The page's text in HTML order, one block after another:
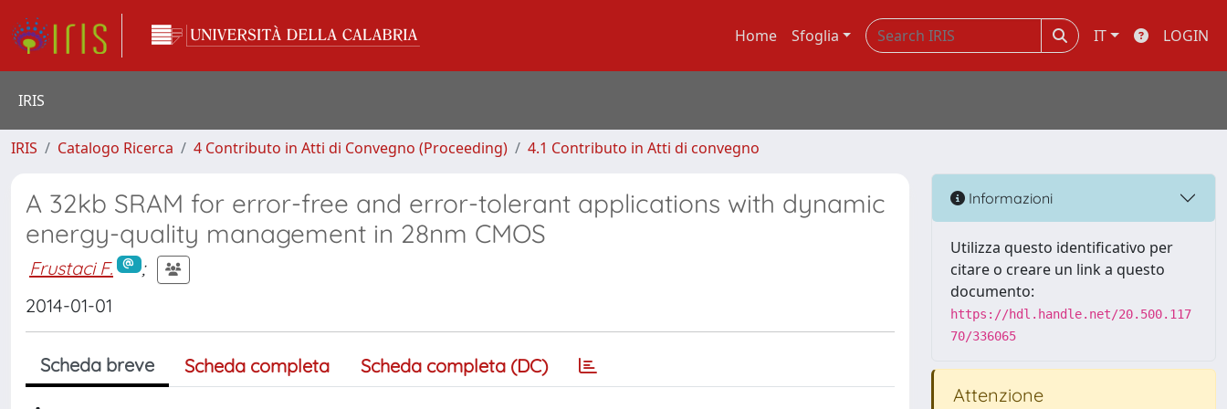
Home Sfoglia IT LOGIN
IRIS
IRIS Catalogo Ricerca 4 Contributo in Atti di Convegno (Proceeding) 4.1 Contributo in Atti di convegno
A 32kb SRAM for error-free and error-tolerant applications with dynamic
energy-quality management in 28nm CMOS
Frustaci F.
;
2014-01-01
Scheda breve Scheda completa Scheda completa (DC)
Informazioni
Utilizza questo identificativo per
citare o creare un link a questo
documento:
https://hdl.handle.net/20.500.117
70/336065
Attenzione